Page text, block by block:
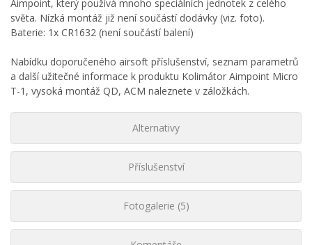
Aimpoint, který používá mnoho speciálních jednotek z celého
světa. Nízká montáž již není součástí dodávky (viz. foto).
Baterie: 1x CR1632 (není součástí balení)
Nabídku doporučeného airsoft příslušenství, seznam parametrů
a další užitečné informace k produktu Kolimátor Aimpoint Micro
T-1, vysoká montáž QD, ACM naleznete v záložkách.
Alternativy
Příslušenství
Fotogalerie (5)